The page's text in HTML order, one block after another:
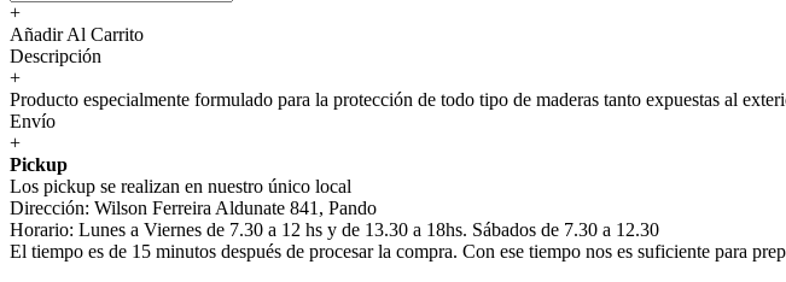
+
Añadir Al Carrito
Descripción
+
Producto especialmente formulado para la protección de todo tipo de maderas tanto expuestas al
Envío
+
Pickup
Los pickup se realizan en nuestro único local
Dirección: Wilson Ferreira Aldunate 841, Pando
Horario: Lunes a Viernes de 7.30 a 12 hs y de 13.30 a 18hs. Sábados de 7.30 a 12.30
El tiempo es de 15 minutos después de procesar la compra. Con ese tiempo nos es suficiente para